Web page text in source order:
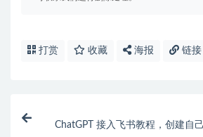
打赏 收藏 海报 链接
ChatGPT 接入飞书教程，创建自